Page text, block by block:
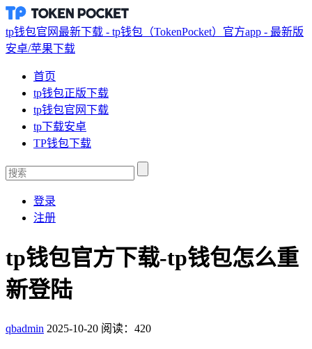
tp钱包官网最新下载 - tp钱包（TokenPocket）官方app - 最新版
安卓/苹果下载
首页
tp钱包正版下载
tp钱包官网下载
tp下载安卓
TP钱包下载
登录
注册
tp钱包官方下载-tp钱包怎么重
新登陆
qbadmin 2025-10-20 阅读：420